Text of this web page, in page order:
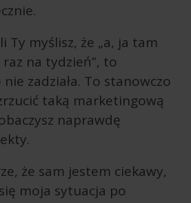
Ty myślisz, że „a, ja tam
na tydzień”, to
zadziała. To stanowczo
taką marketingową
naprawdę
że sam jestem ciekawy,
moja sytuacja po